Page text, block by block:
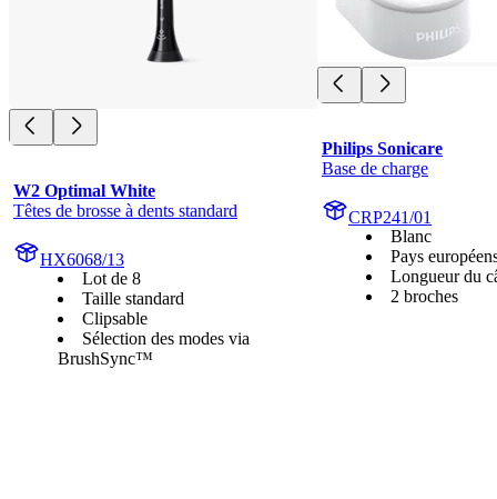
W2 Optimal White
Têtes de brosse à dents standard
HX6068/13
Lot de 8
Taille standard
Clipsable
Sélection des modes via
BrushSync™
Philips Sonicare
Base de charge
CRP241/01
Blanc
Pays
Longueur du
2 broches